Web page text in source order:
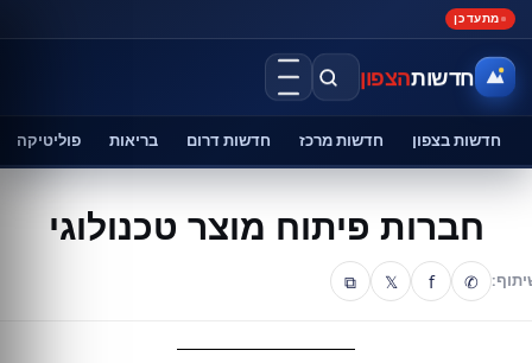
מתעדכן
חדשותהצפון
חדשות בצפון חדשות מרכז חדשות דרום בריאות פוליטיקה
חברות פיתוח מוצר טכנולוגי
✆
f
𝕏
⧉